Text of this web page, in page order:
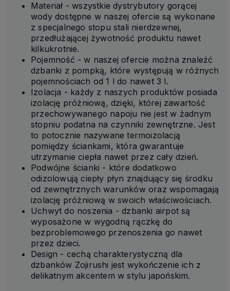
Materiał - wszystkie dystrybutory gorącej
wody dostępne w naszej ofercie są wykonane
z specjalnego stopu stali nierdzewnej,
przedłużającej żywotność produktu nawet
kilkukrotnie.
Pojemność - w naszej ofercie można znaleźć
dzbanki z pompką, które występują w różnych
pojemnościach od 1 l do nawet 3 l.
Izolacja - każdy z naszych produktów posiada
izolację próżniową, dzięki, której zawartość
przechowywanego napoju nie jest w żadnym
stopniu podatna na czynniki zewnętrzne. Jest
to potocznie nazywane termoizolacją
pomiędzy ściankami, która gwarantuje
utrzymanie ciepła nawet przez cały dzień.
Podwójne ścianki - które dodatkowo
odizolowują ciepły płyn znajdujący się środku
od zewnętrznych warunków oraz wspomagają
izolację próżniową w swoich właściwościach.
Uchwyt do noszenia - dzbanki airpot są
wyposażone w wygodną rączkę do
bezproblemowego przenoszenia go nawet
przez dzieci.
Design - cechą charakterystyczną dla
dzbanków Zojirushi jest wykończenie ich z
delikatnym akcentem w stylu japońskim.